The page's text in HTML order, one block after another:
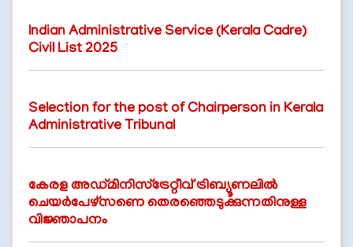
FOOTER
ബാധ്യതാനിരാകരണം
വ്യവസ്ഥകളും
നിബന്ധനകളും
ഞങ്ങളേക്കുറിച്ച്
Indian Administrative Service (Kerala Cadre)
Civil List 2025
Selection for the post of Chairperson in Kerala
Administrative Tribunal
കേരള അഡ്മിനിസ്ട്രേറ്റീവ് ട്രിബ്യൂണലിൽ
ചെയർപേഴ്സണെ തെരഞ്ഞെടുക്കുന്നതിനുള്ള
വിജ്ഞാപനം